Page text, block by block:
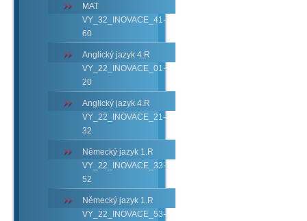
MAT
VY_32_INOVACE_41-
60
Anglický jazyk 4.R
VY_22_INOVACE_01-
20
Anglický jazyk 4.R
VY_22_INOVACE_21-
32
Německý jazyk 1.R
VY_22_INOVACE_33-
52
Německý jazyk 1.R
VY_22_INOVACE_53-